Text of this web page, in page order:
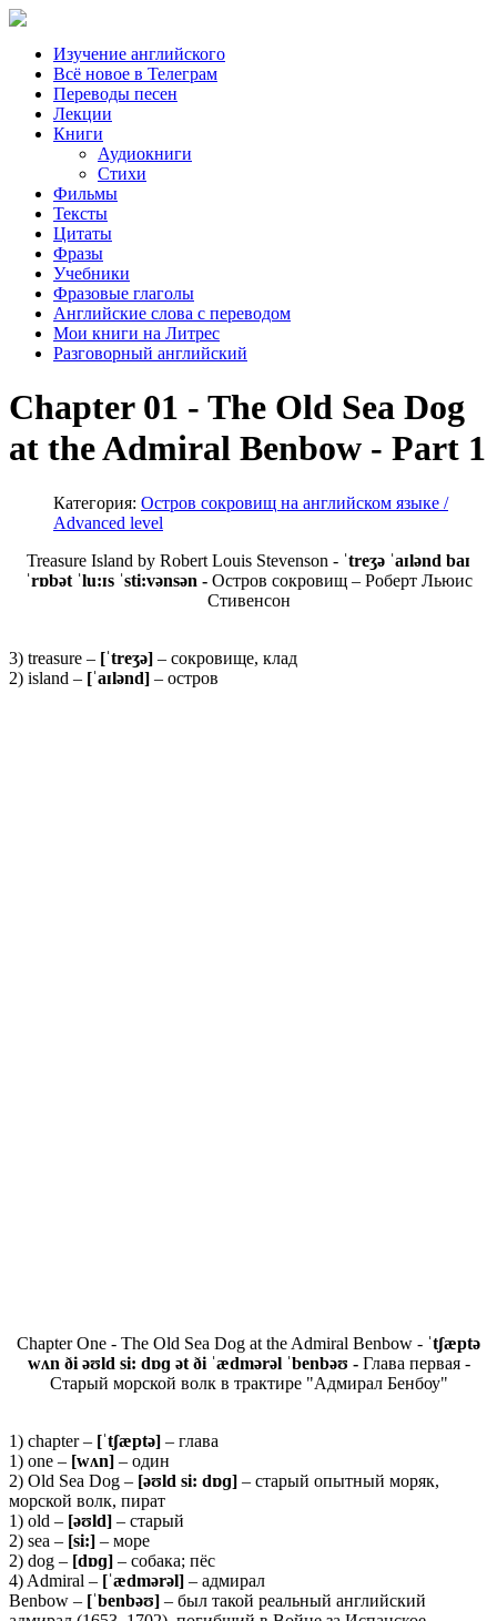
Изучение английского
Всё новое в Телеграм
Переводы песен
Лекции
Книги
Аудиокниги
Стихи
Фильмы
Тексты
Цитаты
Фразы
Учебники
Фразовые глаголы
Английские слова с переводом
Мои книги на Литрес
Разговорный английский
Chapter 01 - The Old Sea Dog
at the Admiral Benbow - Part 1
Категория: Остров сокровищ на английском языке /
Advanced level
Treasure Island by Robert Louis Stevenson - ˈtreʒə ˈaɪlənd baɪ
ˈrɒbət ˈlu:ɪs ˈsti:vənsən - Остров сокровищ – Роберт Льюис
Стивенсон
3) treasure – [ˈtreʒə] – сокровище, клад
2) island – [ˈaɪlənd] – остров
Chapter One - The Old Sea Dog at the Admiral Benbow - ˈtʃæptə
wʌn ði əʊld si: dɒɡ ət ði ˈædmərəl ˈbenbəʊ - Глава первая -
Старый морской волк в трактире "Адмирал Бенбоу"
1) chapter – [ˈtʃæptə] – глава
1) one – [wʌn] – один
2) Old Sea Dog – [əʊld si: dɒɡ] – старый опытный моряк,
морской волк, пират
1) old – [əʊld] – старый
2) sea – [si:] – море
2) dog – [dɒɡ] – собака; пёс
4) Admiral – [ˈædmərəl] – адмирал
Benbow – [ˈbenbəʊ] – был такой реальный английский